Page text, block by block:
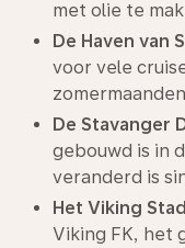
met olie te
De Haven van
voor vele
De Stavanger
gebouwd is in
veranderd is
Het Viking
Viking FK, het